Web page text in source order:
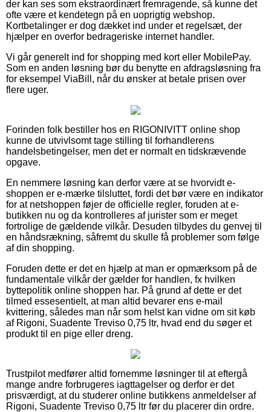
der kan ses som ekstraordinært fremragende, så kunne det
ofte være et kendetegn på en uoprigtig webshop.
Kortbetalinger er dog dækket ind under et regelsæt, der
hjælper en overfor bedrageriske internet handler.
Vi går generelt ind for shopping med kort eller MobilePay.
Som en anden løsning bør du benytte en afdragsløsning fra
for eksempel ViaBill, når du ønsker at betale prisen over
flere uger.
Forinden folk bestiller hos en RIGONIVITT online shop
kunne de utvivlsomt tage stilling til forhandlerens
handelsbetingelser, men det er normalt en tidskrævende
opgave.
En nemmere løsning kan derfor være at se hvorvidt e-
shoppen er e-mærke tilsluttet, fordi det bør være en indikator
for at netshoppen føjer de officielle regler, foruden at e-
butikken nu og da kontrolleres af jurister som er meget
fortrolige de gældende vilkår. Desuden tilbydes du genvej til
en håndsrækning, såfremt du skulle få problemer som følge
af din shopping.
Foruden dette er det en hjælp at man er opmærksom på de
fundamentale vilkår der gælder for handlen, fx hvilken
byttepolitik online shoppen har. På grund af dette er det
tilmed essesentielt, at man altid bevarer ens e-mail
kvittering, således man når som helst kan vidne om sit køb
af Rigoni, Suadente Treviso 0,75 ltr, hvad end du søger et
produkt til en pige eller dreng.
Trustpilot medfører altid fornemme løsninger til at eftergå
mange andre forbrugeres iagttagelser og derfor er det
prisværdigt, at du studerer online butikkens anmeldelser af
Rigoni, Suadente Treviso 0,75 ltr før du placerer din ordre.